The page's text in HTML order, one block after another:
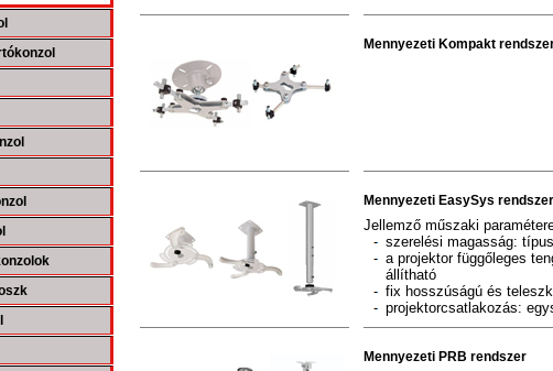
Mennyezeti Kompakt
Mennyezeti EasySys rendszer
Jellemző műszaki
szerelési magasság:
a projektor függőleges
állítható
fix hosszúságú és
projektorcsatlakozás:
Mennyezeti PRB rendszer